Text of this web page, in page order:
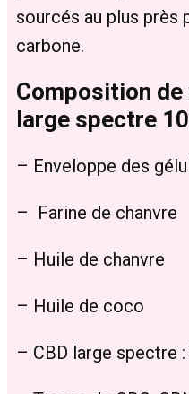
sourcés au plus
carbone.
Composition de
large spectre
– Enveloppe des
– Farine de chanvre
– Huile de chanvre
– Huile de coco
– CBD large spectre